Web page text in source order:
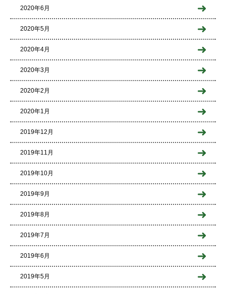
2020年6月
2020年5月
2020年4月
2020年3月
2020年2月
2020年1月
2019年12月
2019年11月
2019年10月
2019年9月
2019年8月
2019年7月
2019年6月
2019年5月